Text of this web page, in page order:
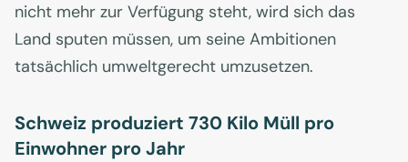
nicht mehr zur Verfügung steht, wird sich das
Land sputen müssen, um seine Ambitionen
tatsächlich umweltgerecht umzusetzen.
Schweiz produziert 730 Kilo Müll pro
Einwohner pro Jahr